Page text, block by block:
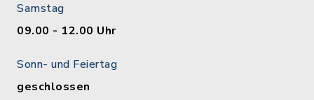
Samstag
09.00 - 12.00 Uhr
Sonn- und Feiertag
geschlossen